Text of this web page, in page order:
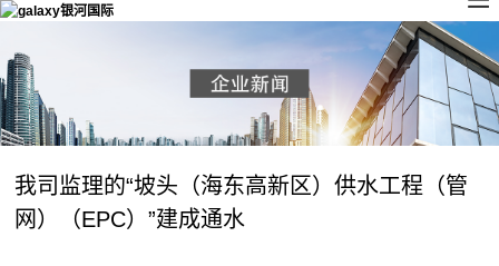
我司监理的“坡头（海东高新区）供水工程（管
网）（EPC）”建成通水